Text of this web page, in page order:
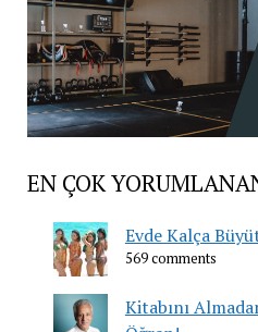
EN ÇOK
Evde Kalça
569 comments
Kitabını